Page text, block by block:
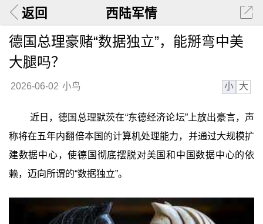
返回 西陆军情
德国总理豪赌“数据独立”，能掰弯中美
大腿吗？
2026-06-02 小鸟 小 大
近日，德国总理默茨在“东德经济论坛”上放出豪言，声
称将在五年内翻倍本国的计算机处理能力，并通过大规模扩
建数据中心，使德国彻底摆脱对美国和中国数据中心的依
赖，迈向所谓的“数据独立”。